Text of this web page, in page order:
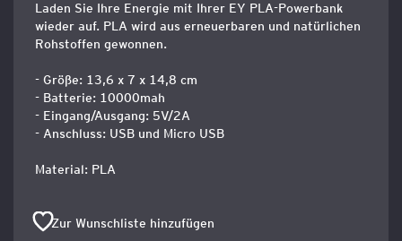
Laden Sie Ihre Energie mit Ihrer EY PLA-Powerbank
wieder auf. PLA wird aus erneuerbaren und natürlichen
Rohstoffen gewonnen.
- Größe: 13,6 x 7 x 14,8 cm
- Batterie: 10000mah
- Eingang/Ausgang: 5V/2A
- Anschluss: USB und Micro USB
Material: PLA
Zur Wunschliste hinzufügen